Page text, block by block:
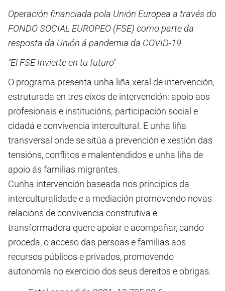
Operación financiada pola Unión Europea a través do
FONDO SOCIAL EUROPEO (FSE) como parte da
resposta da Unión á pandemia da COVID-19.
"El FSE Invierte en tu futuro"
O programa presenta unha liña xeral de intervención,
estruturada en tres eixos de intervención: apoio aos
profesionais e institucións; participación social e
cidadá e convivencia intercultural. E unha liña
transversal onde se sitúa a prevención e xestión das
tensións, conflitos e malentendidos e unha liña de
apoio ás familias migrantes.
Cunha intervención baseada nos principios da
interculturalidade e a mediación promovendo novas
relacións de convivencia construtiva e
transformadora quere apoiar e acompañar, cando
proceda, o acceso das persoas e familias aos
recursos públicos e privados, promovendo
autonomía no exercicio dos seus dereitos e obrigas.